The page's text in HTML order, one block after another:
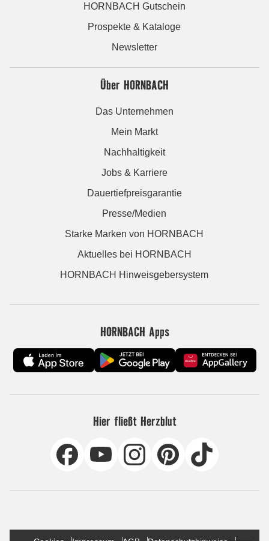
HORNBACH Gutschein
Prospekte & Kataloge
Newsletter
Über HORNBACH
Das Unternehmen
Mein Markt
Nachhaltigkeit
Jobs & Karriere
Dauertiefpreisgarantie
Presse/Medien
Starke Marken von HORNBACH
Aktuelles bei HORNBACH
HORNBACH Hinweisgebersystem
HORNBACH Apps
Hier fließt Herzblut